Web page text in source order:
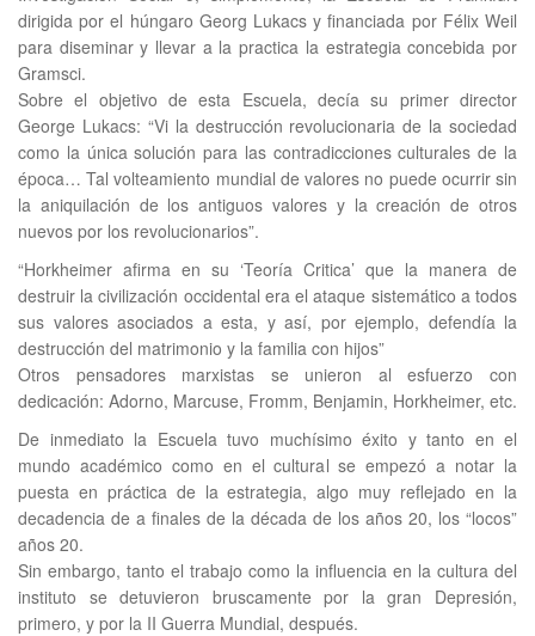
dirigida por el húngaro Georg Lukacs y financiada por Félix Weil
para diseminar y llevar a la practica la estrategia concebida por
Gramsci.
Sobre el objetivo de esta Escuela, decía su primer director
George Lukacs: “Vi la destrucción revolucionaria de la sociedad
como la única solución para las contradicciones culturales de la
época… Tal volteamiento mundial de valores no puede ocurrir sin
la aniquilación de los antiguos valores y la creación de otros
nuevos por los revolucionarios”.
“Horkheimer afirma en su ‘Teoría Critica’ que la manera de
destruir la civilización occidental era el ataque sistemático a todos
sus valores asociados a esta, y así, por ejemplo, defendía la
destrucción del matrimonio y la familia con hijos”
Otros pensadores marxistas se unieron al esfuerzo con
dedicación: Adorno, Marcuse, Fromm, Benjamin, Horkheimer, etc.
De inmediato la Escuela tuvo muchísimo éxito y tanto en el
mundo académico como en el cultural se empezó a notar la
puesta en práctica de la estrategia, algo muy reflejado en la
decadencia de a finales de la década de los años 20, los “locos”
años 20.
Sin embargo, tanto el trabajo como la influencia en la cultura del
instituto se detuvieron bruscamente por la gran Depresión,
primero, y por la II Guerra Mundial, después.